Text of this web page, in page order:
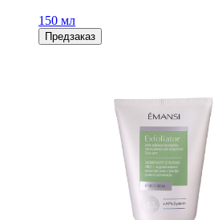
150 мл
Предзаказ